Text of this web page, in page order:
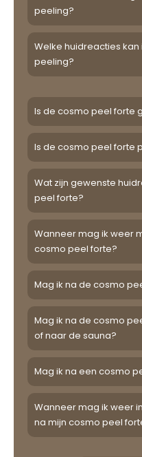
peeling?
Welke huidreacties kan
peeling?
Is de cosmo peel forte
Is de cosmo peel forte
Wat zijn gewenste
peel forte?
Wanneer mag ik weer
cosmo peel forte?
Mag ik na de cosmo
Mag ik na de cosmo
of naar de sauna?
Mag ik na een cosmo
Wanneer mag ik weer
na mijn cosmo peel